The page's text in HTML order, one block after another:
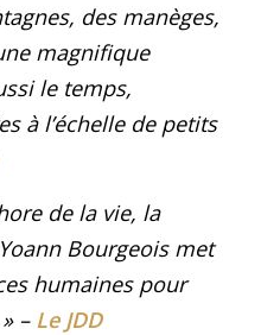
des manèges,
magnifique
le temps,
à l’échelle de petits
de la vie, la
Bourgeois met
humaines pour
» – Le JDD